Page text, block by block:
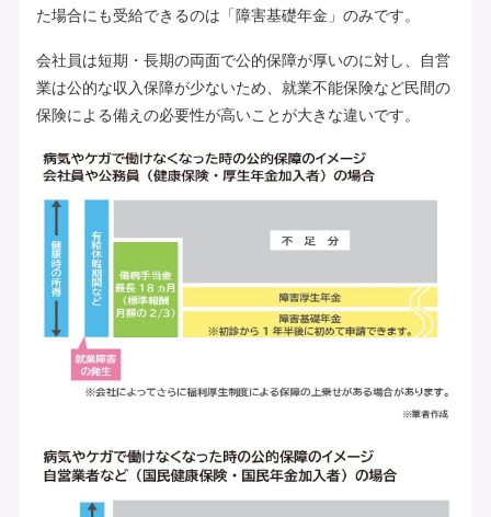
た場合にも受給できるのは「障害基礎年金」のみです。
会社員は短期・長期の両面で公的保障が厚いのに対し、自営
業は公的な収入保障が少ないため、就業不能保険など民間の
保険による備えの必要性が高いことが大きな違いです。